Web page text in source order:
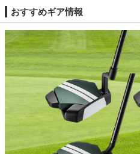
おすすめギア情報